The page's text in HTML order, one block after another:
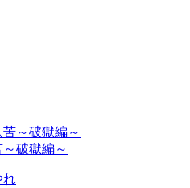
破獄編～